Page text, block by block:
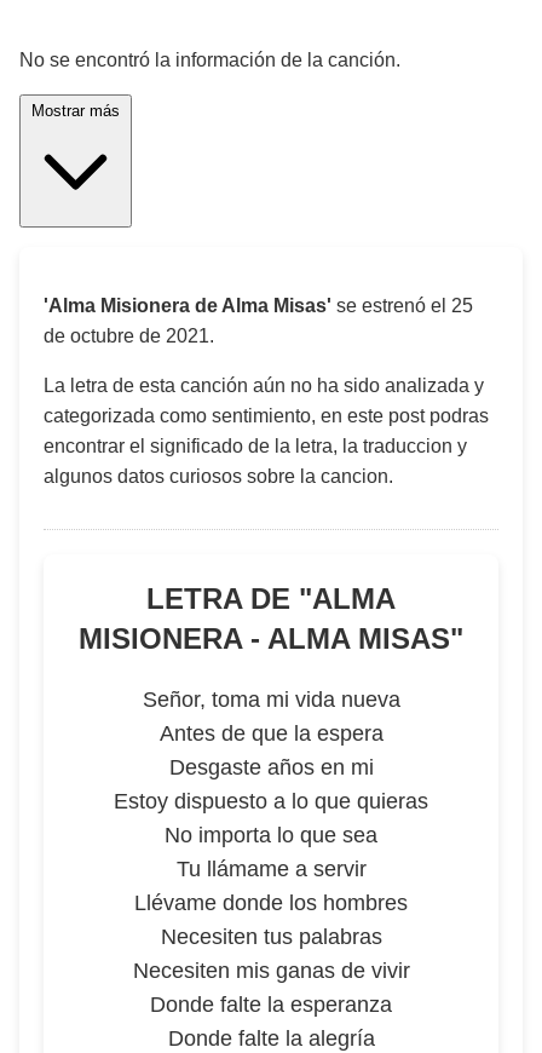
No se encontró la información de la canción.
'Alma Misionera de Alma Misas' se estrenó el 25
de octubre de 2021.
La letra de esta canción aún no ha sido analizada y
categorizada como sentimiento, en este post podras
encontrar el significado de la letra, la traduccion y
algunos datos curiosos sobre la cancion.
LETRA DE "ALMA
MISIONERA - ALMA MISAS"
Señor, toma mi vida nueva
Antes de que la espera
Desgaste años en mi
Estoy dispuesto a lo que quieras
No importa lo que sea
Tu llámame a servir
Llévame donde los hombres
Necesiten tus palabras
Necesiten mis ganas de vivir
Donde falte la esperanza
Donde falte la alegría